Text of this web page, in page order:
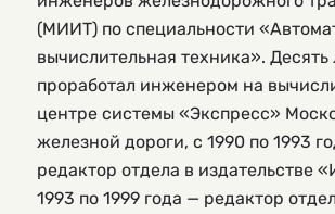
(МИИТ) по специальности
вычислительная техника». Десять
проработал инженером на
центре системы «Экспресс»
железной дороги, с 1990 по 1993
редактор отдела в издательстве
1993 по 1999 года — редактор